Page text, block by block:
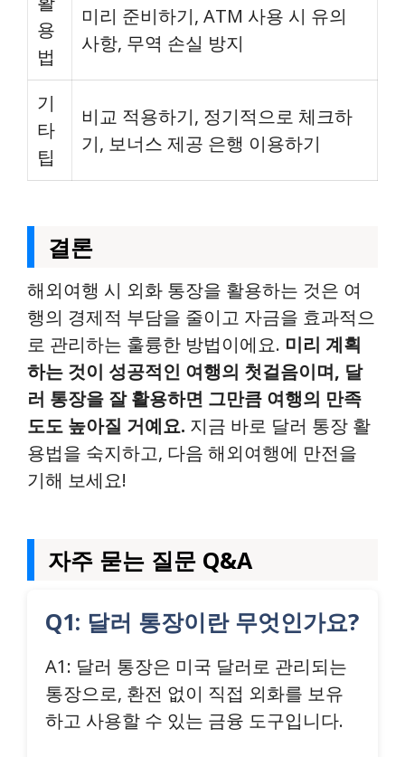
용
법
미리 준비하기, ATM 사용 시 유의
사항, 무역 손실 방지
기
타
팁
비교 적용하기, 정기적으로 체크하
기, 보너스 제공 은행 이용하기
결론
해외여행 시 외화 통장을 활용하는 것은 여
행의 경제적 부담을 줄이고 자금을 효과적으
로 관리하는 훌륭한 방법이에요. 미리 계획
하는 것이 성공적인 여행의 첫걸음이며, 달
러 통장을 잘 활용하면 그만큼 여행의 만족
도도 높아질 거예요. 지금 바로 달러 통장 활
용법을 숙지하고, 다음 해외여행에 만전을
기해 보세요!
자주 묻는 질문 Q&A
Q1: 달러 통장이란 무엇인가요?
A1: 달러 통장은 미국 달러로 관리되는
통장으로, 환전 없이 직접 외화를 보유
하고 사용할 수 있는 금융 도구입니다.